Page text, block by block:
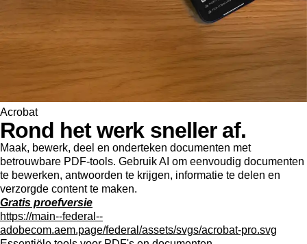
Acrobat
Rond het werk sneller af.
Maak, bewerk, deel en onderteken documenten met
betrouwbare PDF-tools. Gebruik AI om eenvoudig documenten
te bewerken, antwoorden te krijgen, informatie te delen en
verzorgde content te maken.
Gratis proefversie
https://main--federal--
adobecom.aem.page/federal/assets/svgs/acrobat-pro.svg